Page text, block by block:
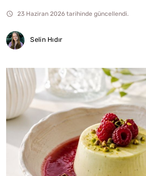
23 Haziran 2026 tarihinde güncellendi.
Selin Hıdır